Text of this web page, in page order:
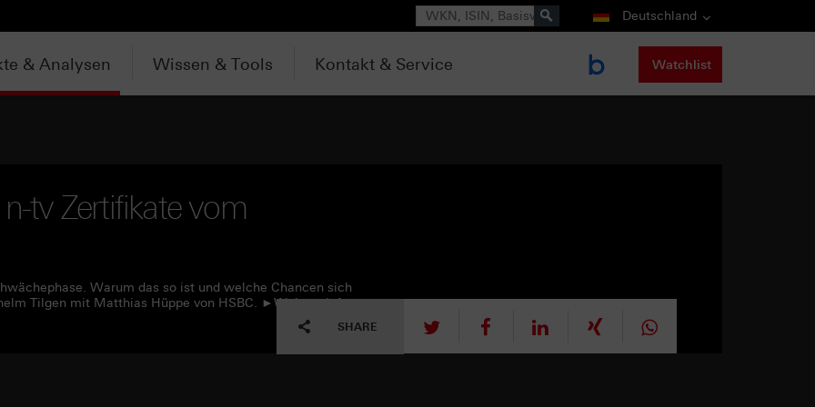
Suche Deutschland
& Analysen Wissen & Tools Kontakt & Service Watchlist
tv Zertifikate vom
Warum das so ist und welche Chancen sich
Tilgen mit Matthias Hüppe von HSBC. ►Weitere Infos:
SHARE tweet mitteilen